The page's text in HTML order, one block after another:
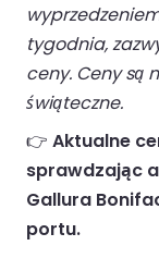
tygodnia,
ceny. Ceny są
świąteczne.
👉 Aktualne
sprawdzając
Gallura
portu.